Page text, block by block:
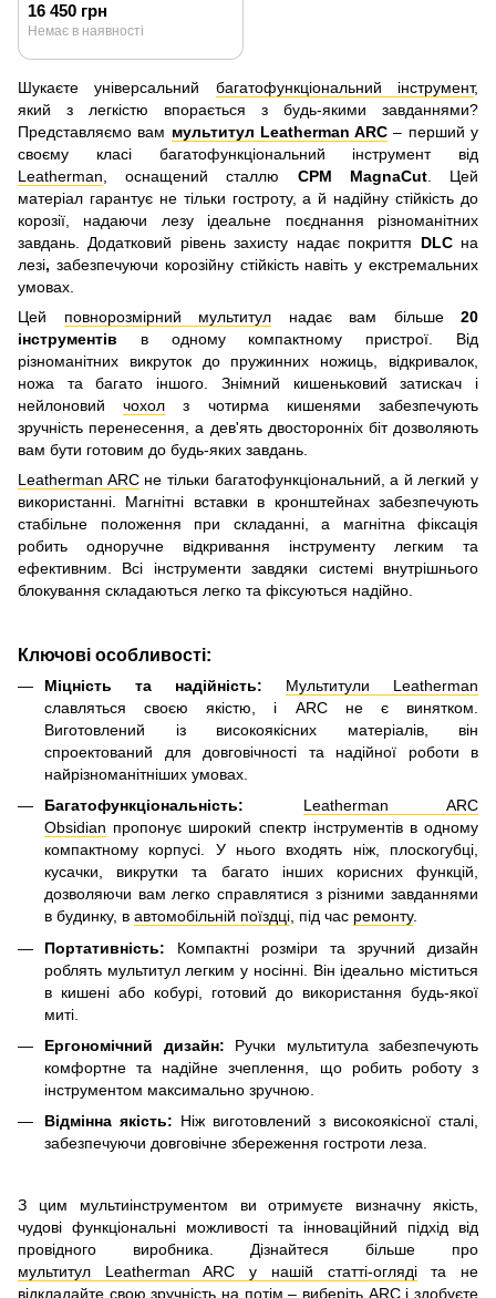
16 450 грн
Немає в наявності
Шукаєте універсальний багатофункціональний інструмент,
який з легкістю впорається з будь-якими завданнями?
Представляємо вам мультитул Leatherman ARC – перший у
своєму класі багатофункціональний інструмент від
Leatherman , оснащений сталлю CPM MagnaCut. Цей
матеріал гарантує не тільки гостроту, а й надійну стійкість до
корозії, надаючи лезу ідеальне поєднання різноманітних
завдань. Додатковий рівень захисту надає покриття DLCна
лезі, забезпечуючи корозійну стійкість навіть у екстремальних
умовах.
Цей повнорозмірний мультитул надає вам більше 20
інструментів в одному компактному пристрої. Від
різноманітних викруток до пружинних ножиць, відкривалок,
ножа та багато іншого. Знімний кишеньковий затискач і
нейлоновийчохол з чотирма кишенями забезпечують
зручність перенесення, а дев'ять двосторонніх біт дозволяють
вам бути готовим до будь-яких завдань.
Leatherman ARCне тільки багатофункціональний, а й легкий у
використанні. Магнітні вставки в кронштейнах забезпечують
стабільне положення при складанні, а магнітна фіксація
робить одноручне відкривання інструменту легким та
ефективним. Всі інструменти завдяки системі внутрішнього
блокування складаються легко та фіксуються надійно.
Ключові особливості:
Міцність та надійність:
Мультитули Leatherman
славляться своєю якістю, і ARC не є винятком.
Виготовлений із високоякісних матеріалів, він
спроектований для довговічності та надійної роботи в
найрізноманітніших умовах.
Багатофункціональність:
Leatherman ARC
Obsidian пропонує широкий спектр інструментів в одному
компактному корпусі. У нього входять ніж, плоскогубці,
кусачки, викрутки та багато інших корисних функцій,
дозволяючи вам легко справлятися з різними завданнями
в будинку, в автомобільній поїздці , під час ремонту.
Портативність: Компактні розміри та зручний дизайн
роблять мультитул легким у носінні. Він ідеально міститься
в кишені або кобурі, готовий до використання будь-якої
миті.
Ергономічний дизайн: Ручки мультитула забезпечують
комфортне та надійне зчеплення, що робить роботу з
інструментом максимально зручною.
Відмінна якість: Ніж виготовлений з високоякісної сталі,
забезпечуючи довговічне збереження гостроти леза.
З цим мультиінструментом ви отримуєте визначну якість,
чудові функціональні можливості та інноваційний підхід від
провідного виробника. Дізнайтеся більше про
мультитул Leatherman ARC у нашій статті-оглядіта не
відкладайте свою зручність на потім – виберіть ARC і здобуєте